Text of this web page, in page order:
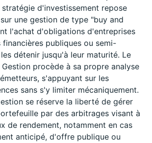
d'investissement repose
une gestion de type "buy and
l'achat d'obligations d'entreprises
publiques ou semi-
détenir jusqu'à leur maturité. Le
procède à sa propre analyse
s'appuyant sur les
sans s'y limiter mécaniquement.
se réserve la liberté de gérer
par des arbitrages visant à
de rendement, notamment en cas
anticipé, d'offre publique ou